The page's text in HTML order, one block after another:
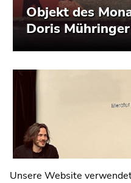
Objekt des
Doris
Universität Graz
Anfahrt und Kontakt
Kommunikation und
Unsere Website